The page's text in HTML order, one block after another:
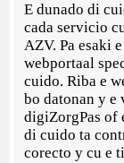
E dunado di
cada servicio
AZV. Pa esaki
webportaal
cuido. Riba e
bo datonan y e
digiZorgPas of
di cuido ta
corecto y cu e